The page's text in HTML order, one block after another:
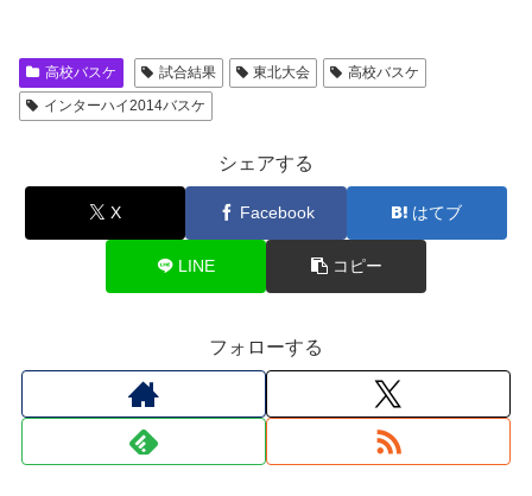
高校バスケ 試合結果 東北大会
高校バスケ
インターハイ2014バスケ
シェアする
X Facebook はてブ
LINE コピー
フォローする